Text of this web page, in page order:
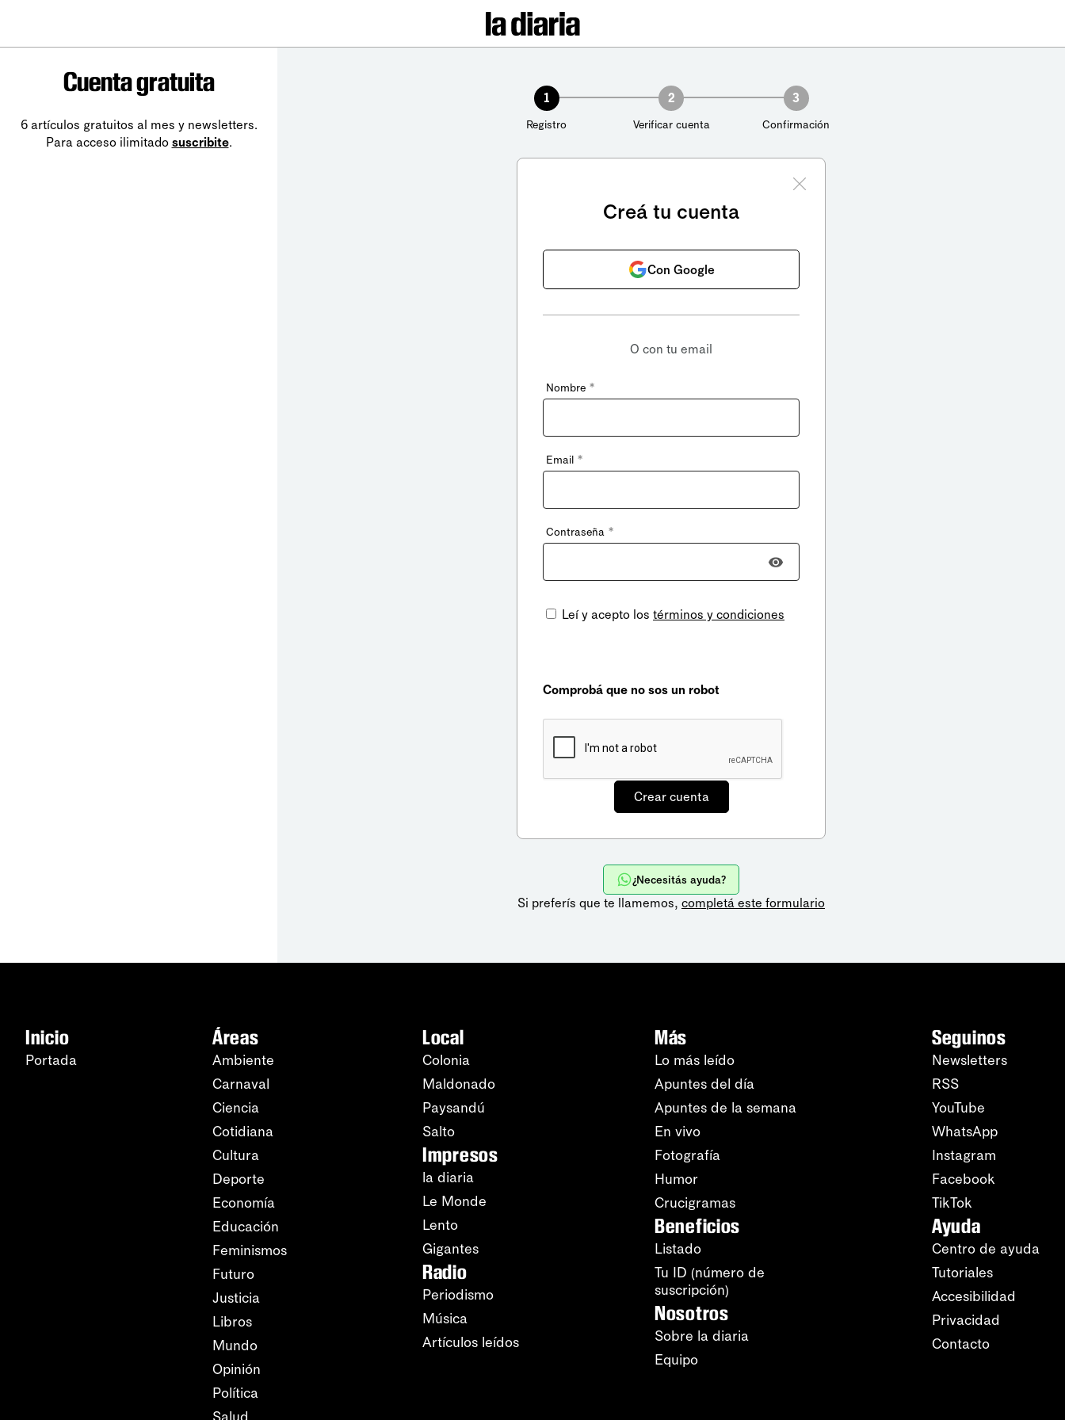
Cuenta gratuita
6 artículos gratuitos al mes y newsletters.
Para acceso ilimitado suscribite.
1
Registro
2
Verificar cuenta
3
Confirmación
Creá tu cuenta
Con Google
O con tu email
Nombre *
Email *
Contraseña *
Leí y acepto los términos y condiciones
Comprobá que no sos un robot
¿Necesitás ayuda?
Si preferís que te llamemos, completá este formulario
Inicio
Portada
Áreas
Ambiente
Carnaval
Ciencia
Cotidiana
Cultura
Deporte
Economía
Educación
Feminismos
Futuro
Justicia
Libros
Mundo
Opinión
Política
Local
Colonia
Maldonado
Paysandú
Salto
Impresos
la diaria
Le Monde
Lento
Gigantes
Radio
Periodismo
Música
Artículos leídos
Más
Lo más leído
Apuntes del día
Apuntes de la semana
En vivo
Fotografía
Humor
Crucigramas
Beneficios
Listado
Tu ID (número de
suscripción)
Nosotros
Sobre la diaria
Equipo
Seguinos
Newsletters
RSS
YouTube
WhatsApp
Instagram
Facebook
TikTok
Ayuda
Centro de ayuda
Tutoriales
Accesibilidad
Privacidad
Contacto